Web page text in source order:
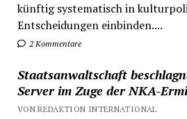
künftig systematisch in
Entscheidungen einbinden....
2 Kommentare
Staatsanwaltschaft
Server im Zuge der NKA-
VON REDAKTION INTERNATIONAL